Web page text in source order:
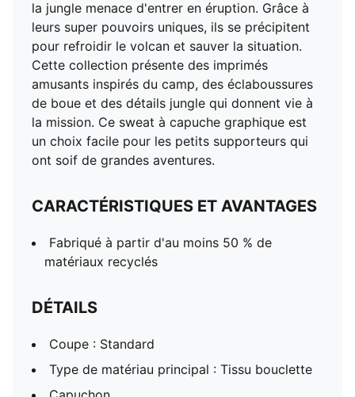
la jungle menace d'entrer en éruption. Grâce à
leurs super pouvoirs uniques, ils se précipitent
pour refroidir le volcan et sauver la situation.
Cette collection présente des imprimés
amusants inspirés du camp, des éclaboussures
de boue et des détails jungle qui donnent vie à
la mission. Ce sweat à capuche graphique est
un choix facile pour les petits supporteurs qui
ont soif de grandes aventures.
CARACTÉRISTIQUES ET AVANTAGES
Fabriqué à partir d'au moins 50 % de
matériaux recyclés
DÉTAILS
Coupe : Standard
Type de matériau principal : Tissu bouclette